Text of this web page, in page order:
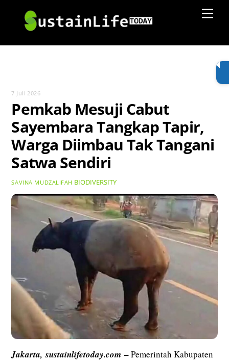
content
7 Juli 2026
Pemkab Mesuji Cabut
Sayembara Tangkap Tapir,
Warga Diimbau Tak Tangani
Satwa Sendiri
SAVINA MUDZALIFAH BIODIVERSITY
Jakarta,sustainlifetoday.com –Pemerintah Kabupaten